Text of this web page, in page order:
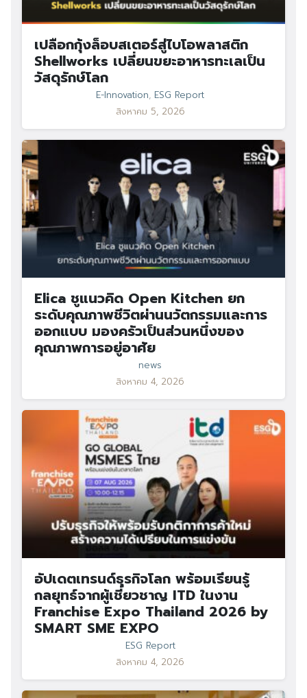
เปลือกกุ้งล็อบสเตอร์สู่ไบโอพลาสติก
Shellworks เปลี่ยนขยะอาหารทะเลเป็น
วัสดุรักษ์โลก
E-Innovation, ESG Report
สิงหาคม 5, 2026
Elica ชูแนวคิด Open Kitchen ยก
ระดับคุณภาพชีวิตผ่านนวัตกรรมและการ
ออกแบบ มองครัวเป็นส่วนหนึ่งของ
คุณภาพการอยู่อาศัย
news
สิงหาคม 4, 2026
อัปเดตเทรนด์ธุรกิจโลก พร้อมเรียนรู้
กลยุทธ์จากผู้เชี่ยวชาญ ITD ในงาน
Franchise Expo Thailand 2026 by
SMART SME EXPO
ESG Report
สิงหาคม 4, 2026